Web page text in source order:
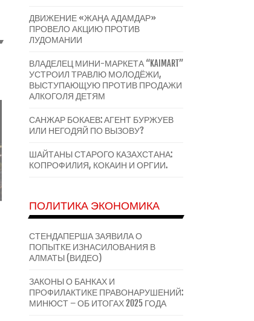
ДВИЖЕНИЕ «ЖАҢА АДАМДАР»
ПРОВЕЛО АКЦИЮ ПРОТИВ
ЛУДОМАНИИ
ВЛАДЕЛЕЦ МИНИ-МАРКЕТА “KAIMART”
УСТРОИЛ ТРАВЛЮ МОЛОДЁЖИ,
ВЫСТУПАЮЩУЮ ПРОТИВ ПРОДАЖИ
АЛКОГОЛЯ ДЕТЯМ
САНЖАР БОКАЕВ: АГЕНТ БУРЖУЕВ
ИЛИ НЕГОДЯЙ ПО ВЫЗОВУ?
ШАЙТАНЫ СТАРОГО КАЗАХСТАНА:
КОПРОФИЛИЯ, КОКАИН И ОРГИИ.
ПОЛИТИКА ЭКОНОМИКА
СТЕНДАПЕРША ЗАЯВИЛА О
ПОПЫТКЕ ИЗНАСИЛОВАНИЯ В
АЛМАТЫ (ВИДЕО)
ЗАКОНЫ О БАНКАХ И
ПРОФИЛАКТИКЕ ПРАВОНАРУШЕНИЙ:
МИНЮСТ – ОБ ИТОГАХ 2025 ГОДА